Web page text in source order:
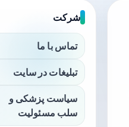
شرکت
تماس با ما
تبلیغات در سایت
سیاست پزشکی و
سلب مسئولیت